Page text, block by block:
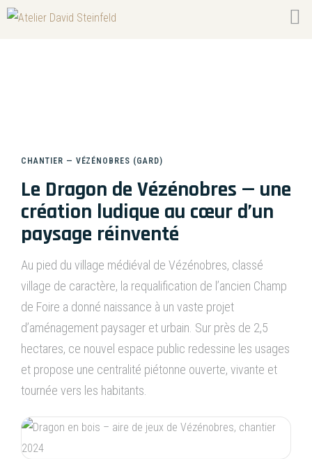
CHANTIER — VÉZÉNOBRES (GARD)
Le Dragon de Vézénobres — une
création ludique au cœur d’un
paysage réinventé
Au pied du village médiéval de Vézénobres, classé
village de caractère, la requalification de l’ancien Champ
de Foire a donné naissance à un vaste projet
d’aménagement paysager et urbain. Sur près de 2,5
hectares, ce nouvel espace public redessine les usages
et propose une centralité piétonne ouverte, vivante et
tournée vers les habitants.